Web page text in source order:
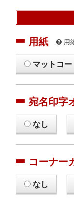
用紙 用
マットコー
宛名印字
なし
コーナー
なし